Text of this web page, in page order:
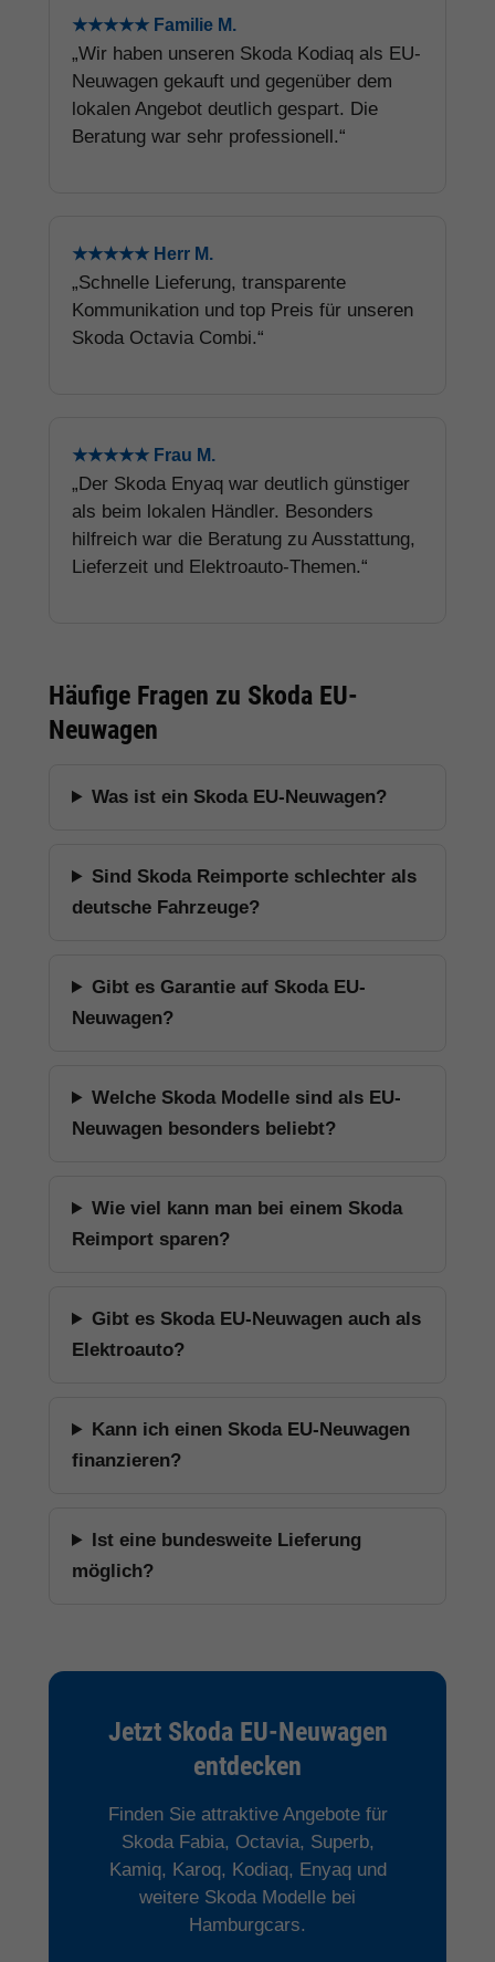
★★★★★ Familie M.
„Wir haben unseren Skoda Kodiaq als EU-
Neuwagen gekauft und gegenüber dem
lokalen Angebot deutlich gespart. Die
Beratung war sehr professionell.“
★★★★★ Herr M.
„Schnelle Lieferung, transparente
Kommunikation und top Preis für unseren
Skoda Octavia Combi.“
★★★★★ Frau M.
„Der Skoda Enyaq war deutlich günstiger
als beim lokalen Händler. Besonders
hilfreich war die Beratung zu Ausstattung,
Lieferzeit und Elektroauto-Themen.“
Häufige Fragen zu Skoda EU-
Neuwagen
Was ist ein Skoda EU-Neuwagen?
Sind Skoda Reimporte schlechter als
deutsche Fahrzeuge?
Gibt es Garantie auf Skoda EU-
Neuwagen?
Welche Skoda Modelle sind als EU-
Neuwagen besonders beliebt?
Wie viel kann man bei einem Skoda
Reimport sparen?
Gibt es Skoda EU-Neuwagen auch als
Elektroauto?
Kann ich einen Skoda EU-Neuwagen
finanzieren?
Ist eine bundesweite Lieferung
möglich?
Jetzt Skoda EU-Neuwagen
entdecken
Finden Sie attraktive Angebote für
Skoda Fabia, Octavia, Superb,
Kamiq, Karoq, Kodiaq, Enyaq und
weitere Skoda Modelle bei
Hamburgcars.